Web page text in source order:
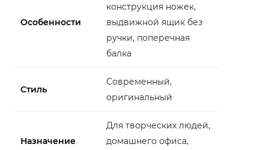
Особенности
конструкция ножек,
выдвижной ящик без
ручки, поперечная
балка
Стиль
Современный,
оригинальный
Назначение
Для творческих людей,
домашнего офиса,